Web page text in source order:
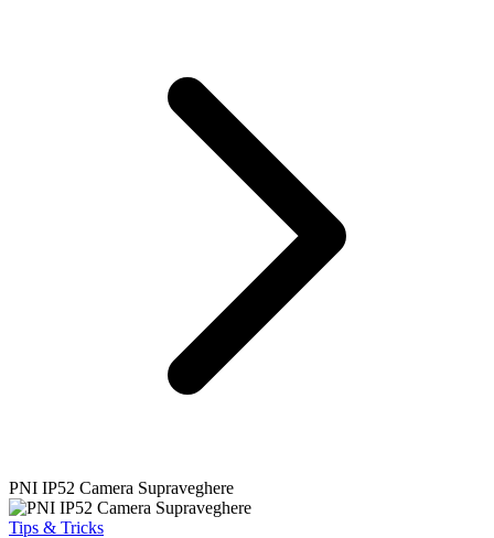
PNI IP52 Camera Supraveghere
Tips & Tricks